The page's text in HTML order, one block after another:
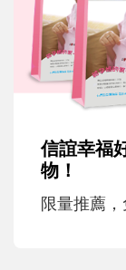
信誼幸福
物！
限量推薦